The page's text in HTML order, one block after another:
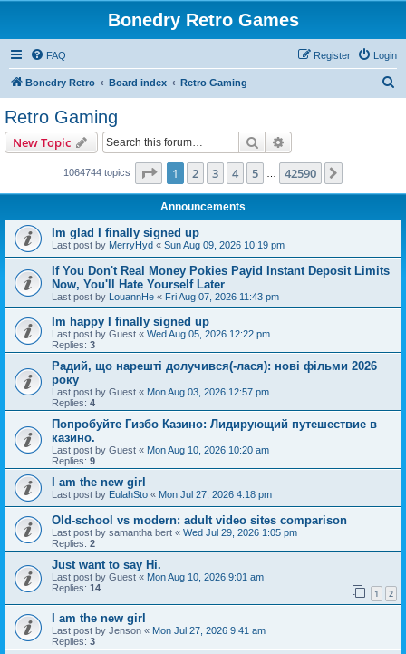
Bonedry Retro Games
FAQ Login
Register
Bonedry Retro Board index Retro Gaming
Retro Gaming
New Topic Search
1064744 topics Page 1of 42590
1 2 3 4 5 42590
Announcements
Im glad I finally signed up
Last post by MerryHyd « Sun Aug 09, 2026 10:19 pm
If You Don't Real Money Pokies Payid Instant Deposit Limits
Now, You'll Hate Yourself Later
Last post by LouannHe « Fri Aug 07, 2026 11:43 pm
Im happy I finally signed up
Last post by Guest « Wed Aug 05, 2026 12:22 pm
Replies: 3
Радий, що нарешті долучився(-лася): нові фільми 2026
року
Last post by Guest « Mon Aug 03, 2026 12:57 pm
Replies: 4
Попробуйте Гизбо Казино: Лидирующий путешествие в
казино.
Last post by Guest « Mon Aug 10, 2026 10:20 am
Replies: 9
I am the new girl
Last post by EulahSto « Mon Jul 27, 2026 4:18 pm
Old-school vs modern: adult video sites comparison
Last post by samantha bert « Wed Jul 29, 2026 1:05 pm
Replies: 2
Just want to say Hi.
Last post by Guest « Mon Aug 10, 2026 9:01 am
Replies: 14 1 2
I am the new girl
Last post by Jenson « Mon Jul 27, 2026 9:41 am
Replies: 3